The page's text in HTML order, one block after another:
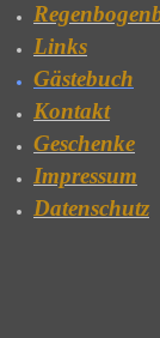
Links
Gästebuch
Kontakt
Geschenke
Impressum
Datenschutz